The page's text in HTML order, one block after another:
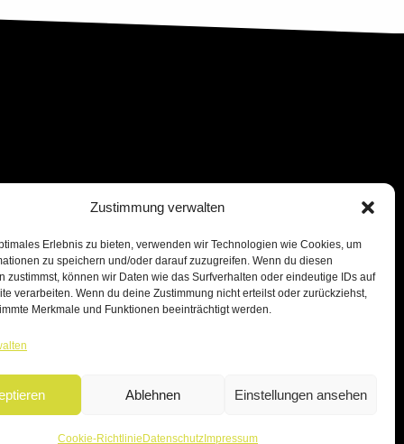
Zustimmung verwalten
Erlebnis zu bieten, verwenden wir Technologien wie Cookies, um
zu speichern und/oder darauf zuzugreifen. Wenn du diesen
zustimmst, können wir Daten wie das Surfverhalten oder eindeutige IDs auf
verarbeiten. Wenn du deine Zustimmung nicht erteilst oder zurückziehst,
Merkmale und Funktionen beeinträchtigt werden.
Ablehnen Einstellungen ansehen
Cookie-Richtlinie DatenschutzImpressum